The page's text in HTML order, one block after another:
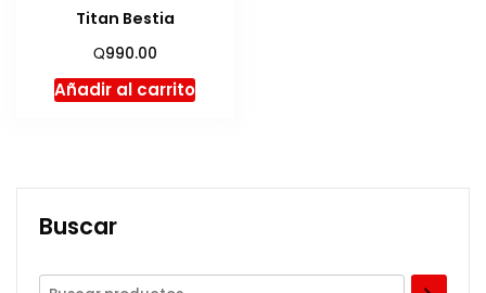
Titan Bestia
Q990.00
Añadir al carrito
Buscar